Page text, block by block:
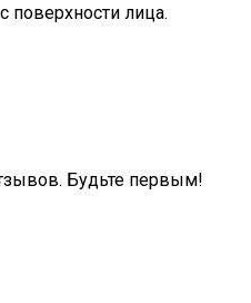
лица.
Будьте первым!